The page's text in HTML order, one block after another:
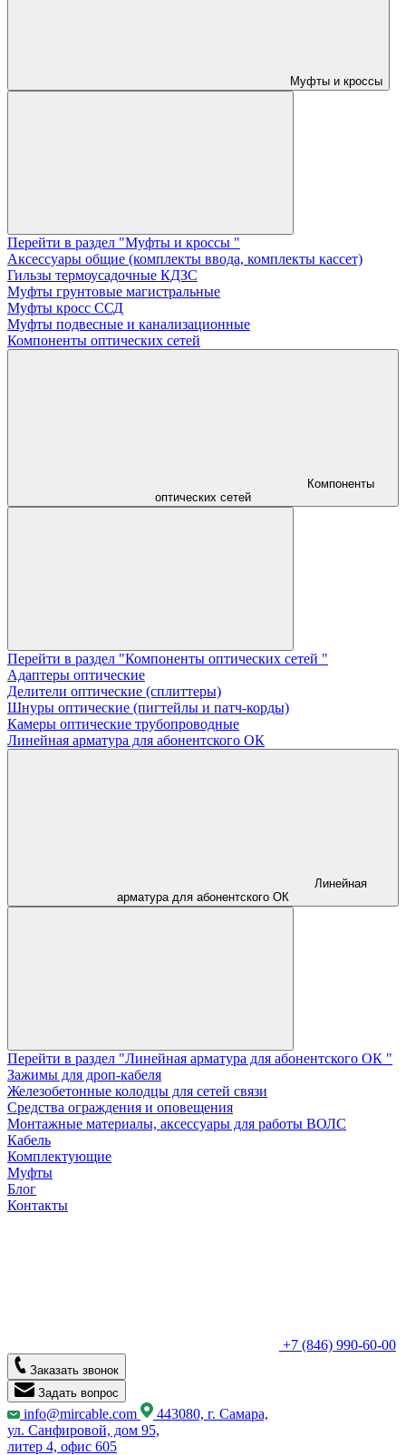
Муфты и кроссы
Перейти в раздел "Муфты и кроссы "
Аксессуары общие (комплекты ввода, комплекты кассет)
Гильзы термоусадочные КДЗС
Муфты грунтовые магистральные
Муфты кросс ССД
Муфты подвесные и канализационные
Компоненты оптических сетей
Компоненты
оптических сетей
Перейти в раздел "Компоненты оптических сетей "
Адаптеры оптические
Делители оптические (сплиттеры)
Шнуры оптические (пигтейлы и патч-корды)
Камеры оптические трубопроводные
Линейная арматура для абонентского ОК
Линейная
арматура для абонентского ОК
Перейти в раздел "Линейная арматура для абонентского ОК "
Зажимы для дроп-кабеля
Железобетонные колодцы для сетей связи
Средства ограждения и оповещения
Монтажные материалы, аксессуары для работы ВОЛС
Кабель
Комплектующие
Муфты
Блог
Контакты
+7 (846) 990-60-00
Заказать звонок
Задать вопрос
info@mircable.com
443080, г. Самара,
ул. Санфировой, дом 95,
литер 4, офис 605